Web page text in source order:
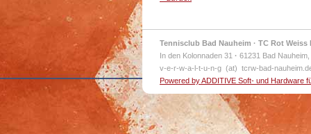
Tennisclub Bad Nauheim · TC Rot Weiss
In den Kolonnaden 31 · 61231 Bad
v-e-r-w-a-l-t-u-n-g (at) tcrw-bad-
Powered by ADDITIVE Soft- und Hardware